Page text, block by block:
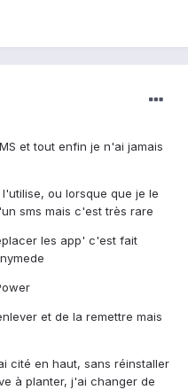
et tout enfin je n'ai jamais
ou lorsque que je le
sms mais c'est très rare
les app' c'est fait
et de la remettre mais
cité en haut, sans réinstaller
à planter, j'ai changer de